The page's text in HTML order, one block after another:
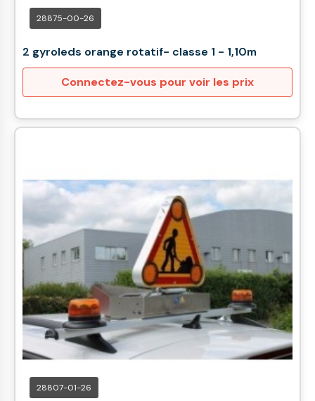
28875-00-26
2 gyroleds orange rotatif- classe 1 - 1,10m
Connectez-vous pour voir les prix
28807-01-26